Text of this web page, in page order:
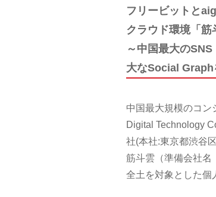
フリービットと
クラウド環境「筋
～中国最大の
大なSocial Graph
中国最大規模のコン
Digital Technology
社(本社:東京都渋谷
筋斗雲（準備会社
全土を対象とした個